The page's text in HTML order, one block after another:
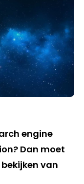
engine
Dan moet
van